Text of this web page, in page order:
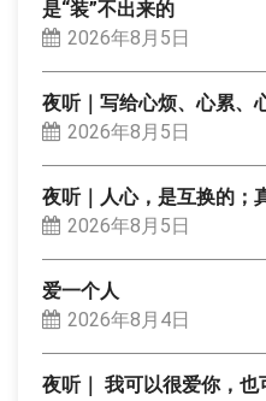
是“装”不出来的
2026年8月5日
夜听｜写给心烦、心累、
2026年8月5日
夜听｜人心，是互换的；
2026年8月5日
爱一个人
2026年8月4日
夜听｜ 我可以很爱你，也